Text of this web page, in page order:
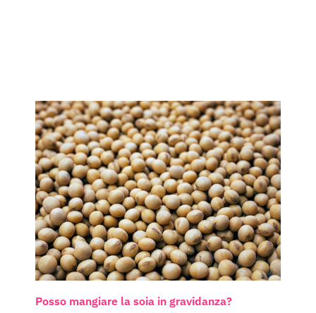
Posso mangiare la soia in gravidanza?